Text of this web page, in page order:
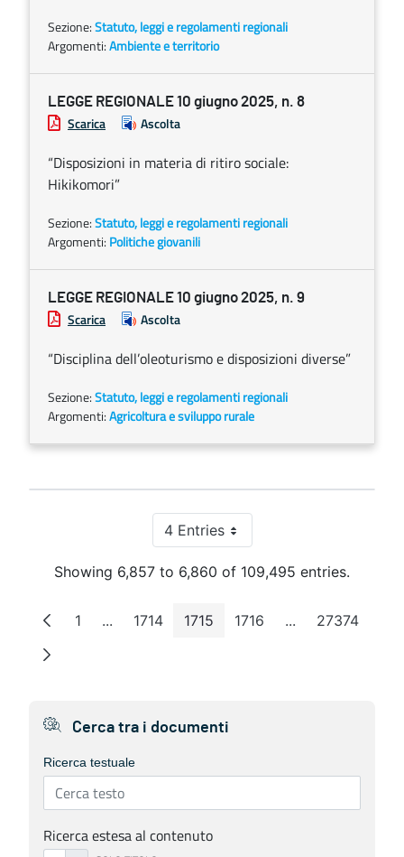
Sezione:Statuto, leggi e regolamenti regionali
Argomenti:Ambiente e territorio
LEGGE REGIONALE 10 giugno 2025, n. 8
Scarica Ascolta
“Disposizioni in materia di ritiro sociale:
Hikikomori”
Sezione:Statuto, leggi e regolamenti regionali
Argomenti: Politiche giovanili
LEGGE REGIONALE 10 giugno 2025, n. 9
Scarica Ascolta
“Disciplina dell’oleoturismo e disposizioni diverse”
Sezione:Statuto, leggi e regolamenti regionali
Argomenti:Agricoltura e sviluppo rurale
4 EntriesPer Page
Showing 6,857 to 6,860 of 109,495 entries.
Page
1 ...Intermediate Pages
Page
1714 Page
1715 Page
1716 ...Intermediate
Page
27374
Cerca tra i documenti
Ricerca testuale
Ricerca estesa al contenuto